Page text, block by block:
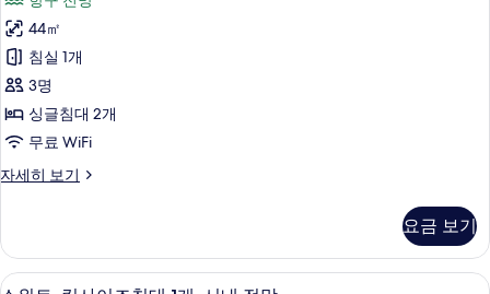
구
전
망
(Grand)
사
진
보
기
즈
침
대
개,
항
구
전
(Grand)
히
보
기
미
어
룸,
싱
글
침
대
개,
항
44㎡
침실 1개
3명
싱글침대 2개
무료 WiFi
자세히 보기
프
룸,
싱
요금 보기
스
스위트, 킹사이즈침대 1개, 시내 전망 |